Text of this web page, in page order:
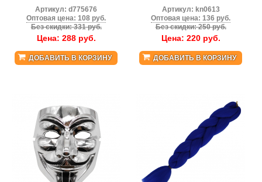
Артикул:d775676
Оптовая цена: 108 руб.
Без скидки: 331 руб.
Цена: 288руб.
ДОБАВИТЬ В КОРЗИНУ
Артикул: kn0613
Оптовая цена: 136 руб.
Без скидки: 250 руб.
Цена: 220руб.
ДОБАВИТЬ В КОРЗИНУ